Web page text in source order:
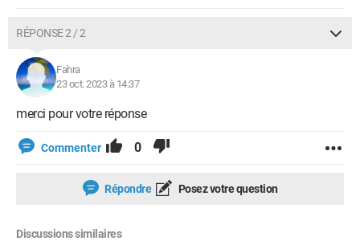
RÉPONSE 2 / 2
Fahra
23 oct. 2023 à 14:37
merci pour votre réponse
Commenter 0
Répondre Posez votre question
Discussions similaires